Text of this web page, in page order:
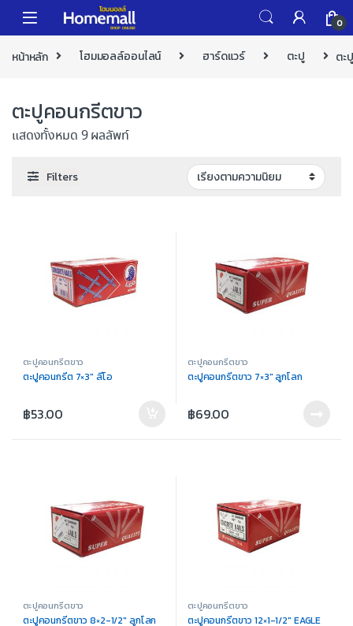
Skip to navigation
Skip to content
0
หน้าหลัก โฮมมอลล์ออนไลน์ ฮาร์ดแวร์ ตะปู ตะ
ตะปูคอนกรีตขาว
แสดงทั้งหมด 9 ผลลัพท์
Filters
ตะปูคอนกรีตขาว
ตะปูคอนกรีต 7×3″ ลีโอ
฿53.00
ตะปูคอนกรีตขาว
ตะปูคอนกรีตขาว 7×3″ ลูกโลก
฿69.00
ตะปูคอนกรีตขาว
ตะปูคอนกรีตขาว 8×2-1/2″ ลูกโลก
ตะปูคอนกรีตขาว
ตะปูคอนกรีตขาว 12×1-1/2″ EAGLE